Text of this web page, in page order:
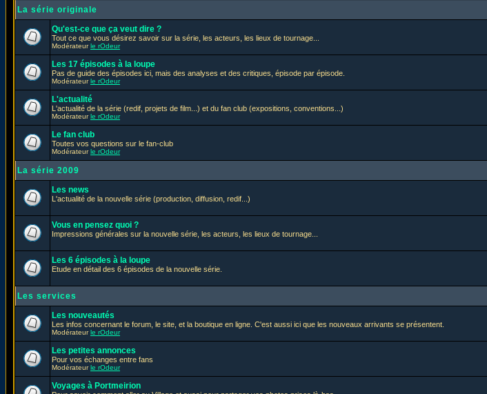
La série originale
Qu'est-ce que ça veut dire ?
Tout ce que vous désirez savoir sur la série, les acteurs, les lieux de tournage...
Modérateurle rOdeur
Les 17 épisodes à la loupe
Pas de guide des épisodes ici, mais des analyses et des critiques, épisode par épisode.
Modérateurle rOdeur
L'actualité
L'actualité de la série (redif, projets de film...) et du fan club (expositions, conventions...)
Modérateurle rOdeur
Le fan club
Toutes vos questions sur le fan-club
Modérateurle rOdeur
La série 2009
Les news
L'actualité de la nouvelle série (production, diffusion, redif...)
Vous en pensez quoi ?
Impressions générales sur la nouvelle série, les acteurs, les lieux de tournage...
Les 6 épisodes à la loupe
Etude en détail des 6 épisodes de la nouvelle série.
Les services
Les nouveautés
Les infos concernant le forum, le site, et la boutique en ligne. C'est aussi ici que les nouveaux arrivants se présentent.
Modérateurle rOdeur
Les petites annonces
Pour vos échanges entre fans
Modérateurle rOdeur
Voyages à Portmeirion